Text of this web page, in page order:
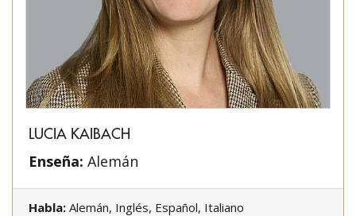
LUCIA KAIBACH
Enseña: Alemán
Habla: Alemán, Inglés, Español, Italiano